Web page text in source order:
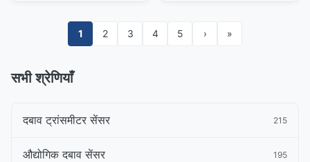
1 2 3 4 5 › »
सभी श्रेणियाँ
दबाव ट्रांसमीटर सेंसर 215
औद्योगिक दबाव सेंसर 195